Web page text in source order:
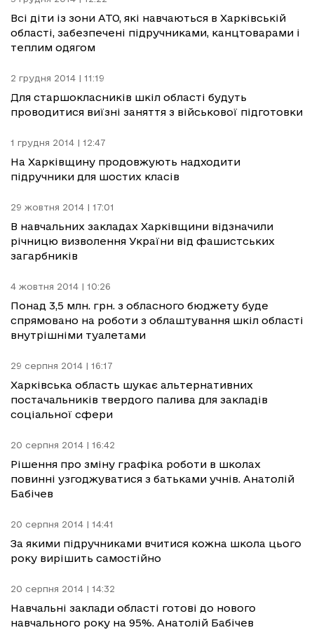
Всі діти із зони АТО, які навчаються в Харківській
області, забезпечені підручниками, канцтоварами і
теплим одягом
2 грудня 2014 | 11:19
Для старшокласників шкіл області будуть
проводитися виїзні заняття з військової підготовки
1 грудня 2014 | 12:47
На Харківщину продовжують надходити
підручники для шостих класів
29 жовтня 2014 | 17:01
В навчальних закладах Харківщини відзначили
річницю визволення України від фашистських
загарбників
4 жовтня 2014 | 10:26
Понад 3,5 млн. грн. з обласного бюджету буде
спрямовано на роботи з облаштування шкіл області
внутрішніми туалетами
29 серпня 2014 | 16:17
Харківська область шукає альтернативних
постачальників твердого палива для закладів
соціальної сфери
20 серпня 2014 | 16:42
Рішення про зміну графіка роботи в школах
повинні узгоджуватися з батьками учнів. Анатолій
Бабічев
20 серпня 2014 | 14:41
За якими підручниками вчитися кожна школа цього
року вирішить самостійно
20 серпня 2014 | 14:32
Навчальні заклади області готові до нового
навчального року на 95%. Анатолій Бабічев